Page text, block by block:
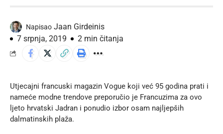
Napisao Jaan Girdeinis
7 srpnja, 2019
2 min čitanja
Utjecajni francuski magazin Vogue koji već 95 godina prati i
nameće modne trendove preporučio je Francuzima za ovo
ljeto hrvatski Jadran i ponudio izbor osam najljepših
dalmatinskih plaža.